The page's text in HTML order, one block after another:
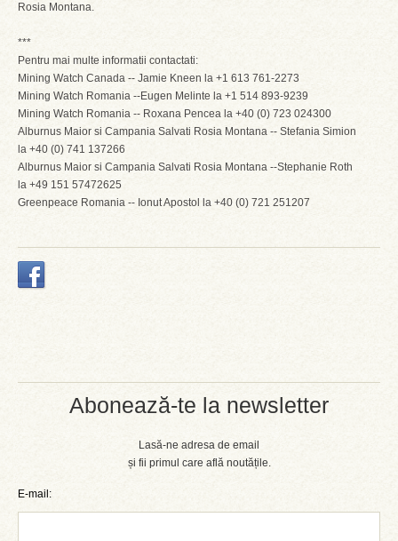
Abonează-te la newsletter
Lasă-ne adresa de email
și fii primul care află noutățile.
E-mail:
Rosia Montana.
***
Pentru mai multe informatii contactati:
Mining Watch Canada -- Jamie Kneen la +1 613 761-2273
Mining Watch Romania --Eugen Melinte la +1 514 893-9239
Mining Watch Romania -- Roxana Pencea la +40 (0) 723 024300
Alburnus Maior si Campania Salvati Rosia Montana -- Stefania Simion
la +40 (0) 741 137266
Alburnus Maior si Campania Salvati Rosia Montana --Stephanie Roth
la +49 151 57472625
Greenpeace Romania -- Ionut Apostol la +40 (0) 721 251207